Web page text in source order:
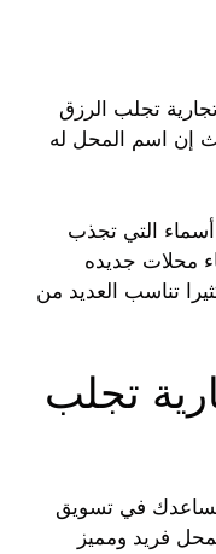
تجلب الرزق
إن اسم المحل له
التي تجذب
محلات جديده
تناسب العديد من
تجلب
تساعدك في تسويق
فريد ومميز